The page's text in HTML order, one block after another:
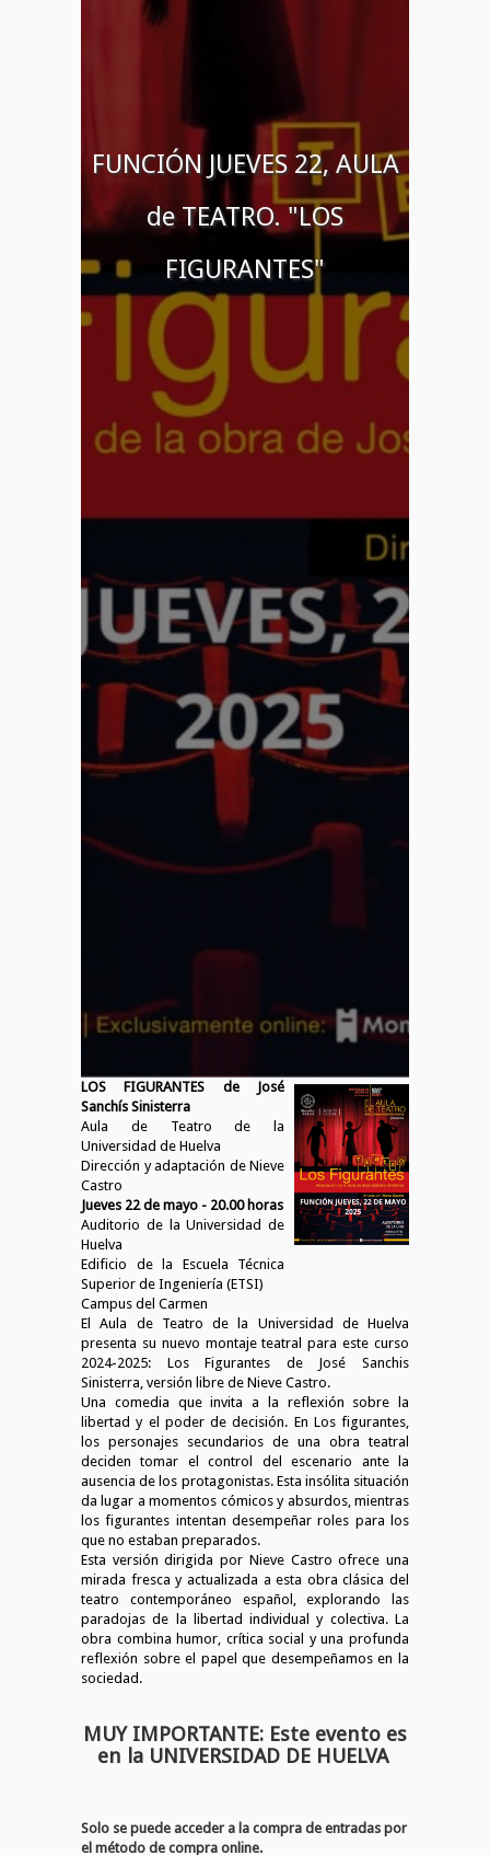
FUNCIÓN JUEVES 22, AULA
de TEATRO. "LOS
FIGURANTES"
LOS FIGURANTES de José
Sanchís Sinisterra
Aula de Teatro de la
Universidad de Huelva
Dirección y adaptación de Nieve
Castro
Jueves 22 de mayo - 20.00 horas
Auditorio de la Universidad de
Huelva
Edificio de la Escuela Técnica
Superior de Ingeniería (ETSI)
Campus del Carmen
El Aula de Teatro de la Universidad de Huelva
presenta su nuevo montaje teatral para este curso
2024-2025: Los Figurantes de José Sanchis
Sinisterra, versión libre de Nieve Castro.
Una comedia que invita a la reflexión sobre la
libertad y el poder de decisión. En Los figurantes,
los personajes secundarios de una obra teatral
deciden tomar el control del escenario ante la
ausencia de los protagonistas. Esta insólita situación
da lugar a momentos cómicos y absurdos, mientras
los figurantes intentan desempeñar roles para los
que no estaban preparados. ​
Esta versión dirigida por Nieve Castro ofrece una
mirada fresca y actualizada a esta obra clásica del
teatro contemporáneo español, explorando las
paradojas de la libertad individual y colectiva. ​La
obra combina humor, crítica social y una profunda
reflexión sobre el papel que desempeñamos en la
sociedad.​
MUY IMPORTANTE: Este evento es
en la UNIVERSIDAD DE HUELVA
Solo se puede acceder a la compra de entradas por
el método de compra online.